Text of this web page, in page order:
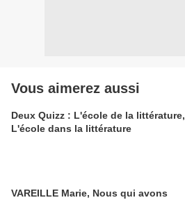
Vous aimerez aussi
Deux Quizz : L'école de la littérature,
L'école dans la littérature
VAREILLE Marie, Nous qui avons